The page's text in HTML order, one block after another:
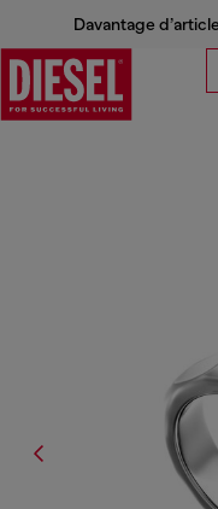
Davantage